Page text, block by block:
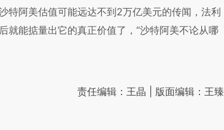
特阿美估值可能远达不到2万亿美元的传闻，法利
就能掂量出它的真正价值了，“沙特阿美不论从哪
责任编辑：王晶 | 版面编辑：王臻